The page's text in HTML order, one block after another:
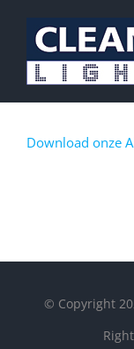
inhoud
Download onze
© Copyright